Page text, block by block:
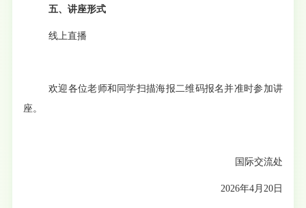
五、讲座形式
线上直播
欢迎各位老师和同学扫描海报二维码报名并准时参加讲
座。
国际交流处
2026年4月20日